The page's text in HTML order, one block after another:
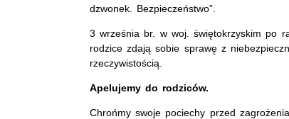
dzwonek. Bezpieczeństwo”.
3 września br. w woj. świętokrzyskim po
rodzice zdają sobie sprawę z
rzeczywistością.
Apelujemy do rodziców.
Chrońmy swoje pociechy przed